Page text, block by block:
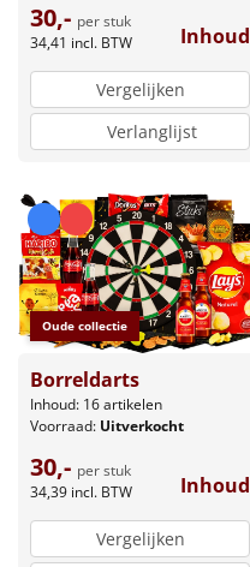
30,- per stuk
34,41 incl. BTW Inhoud
Vergelijken
Verlanglijst
Oude collectie
Borreldarts
Inhoud: 16 artikelen
Voorraad: Uitverkocht
30,- per stuk
34,39 incl. BTW Inhoud
Vergelijken